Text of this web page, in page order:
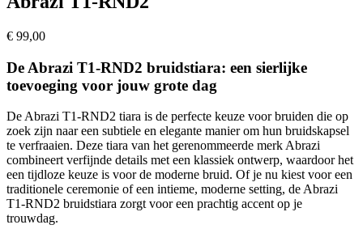
€ 99,00
De Abrazi T1-RND2 bruidstiara: een sierlijke
toevoeging voor jouw grote dag
De Abrazi T1-RND2 tiara is de perfecte keuze voor bruiden die op
zoek zijn naar een subtiele en elegante manier om hun bruidskapsel
te verfraaien. Deze tiara van het gerenommeerde merk Abrazi
combineert verfijnde details met een klassiek ontwerp, waardoor het
een tijdloze keuze is voor de moderne bruid. Of je nu kiest voor een
traditionele ceremonie of een intieme, moderne setting, de Abrazi
T1-RND2 bruidstiara zorgt voor een prachtig accent op je
trouwdag.